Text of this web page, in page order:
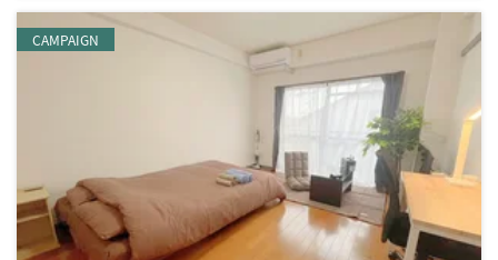
CAMPAIGN